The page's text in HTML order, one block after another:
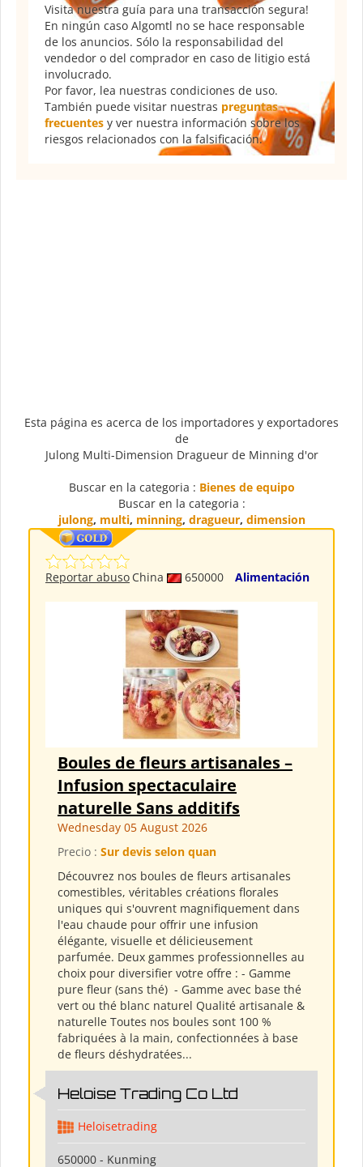
Visita nuestra guía para una transacción segura!
En ningún caso Algomtl no se hace responsable
de los anuncios. Sólo la responsabilidad del
vendedor o del comprador en caso de litigio está
involucrado.
Por favor, lea nuestras condiciones de uso.
También puede visitar nuestras preguntas
frecuentes y ver nuestra información sobre los
riesgos relacionados con la falsificación.
Esta página es acerca de los importadores y exportadores
de
Julong Multi-Dimension Dragueur de Minning d'or
Buscar en la categoria : Bienes de equipo
Buscar en la categoria :
julong, multi, minning, dragueur, dimension
China 650000 Alimentación
Reportar abuso
Boules de fleurs artisanales –
Infusion spectaculaire
naturelle Sans additifs
Wednesday 05 August 2026
Precio : Sur devis selon quan
Découvrez nos boules de fleurs artisanales
comestibles, véritables créations florales
uniques qui s'ouvrent magnifiquement dans
l'eau chaude pour offrir une infusion
élégante, visuelle et délicieusement
parfumée. Deux gammes professionnelles au
choix pour diversifier votre offre : - Gamme
pure fleur (sans thé) ​ - Gamme avec base thé
vert ou thé blanc naturel Qualité artisanale &
naturelle Toutes nos boules sont 100 %
fabriquées à la main, confectionnées à base
de fleurs déshydratées...
Heloise Trading Co Ltd
Heloisetrading
650000 - Kunming